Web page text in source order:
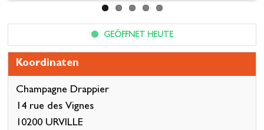
GEÖFFNET HEUTE
Koordinaten
Champagne Drappier
14 rue des Vignes
10200 URVILLE